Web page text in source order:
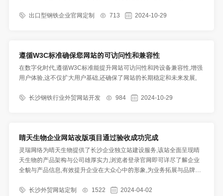
出口型钢铁企业官网定制 713 2024-10-29
遵循W3C标准确保您网站的可访问性和兼容性
在数字化时代,遵循W3C标准能提升网站可访问性和跨设备兼容性,增强
用户体验,这不仅扩大用户基础,还确保了网站的长期稳定和未来发展,
长沙钢铁行业外贸网站开发 984 2024-10-29
睛天生物企业网站改版项目通过验收成功完成
灵瑞网络为晴天生物提供了长沙企业独立站建设服务,该站全面呈现晴
天生物的产品架构与公司雄厚实力,浏览者登录官网即可详尽了解企业
全貌与产品信息,有效提升企业在大众心中的形象,为业务拓展与品牌实
长沙外贸网站定制
1522 2024-04-02